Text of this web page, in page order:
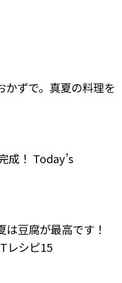
ずで。真夏の料理を
成！ Today’s
は豆腐が最高です！
レシピ15